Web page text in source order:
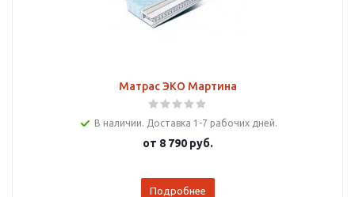
Матрас ЭКО Мартина
В наличии. Доставка 1-7 рабочих дней.
от 8 790 руб.
Подробнее